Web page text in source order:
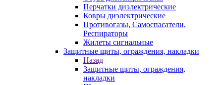
Перчатки диэлектрические
Ковры диэлектрические
Противогазы, Самоспасатели,
Респираторы
Жилеты сигнальные
Защитные щиты, ограждения, накладки
Назад
Защитные щиты, ограждения,
накладки